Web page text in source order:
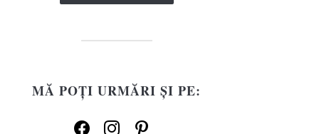
MĂ POȚI URMĂRI ȘI PE:
facebookinstagrampinterest